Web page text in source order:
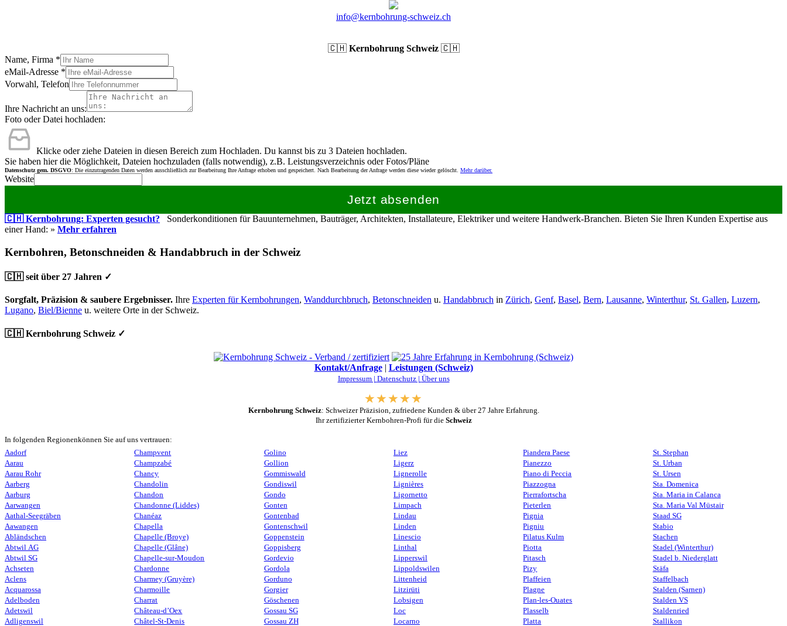
info@kernbohrung-schweiz.ch
🇨🇭 Kernbohrung Schweiz🇨🇭
Name, Firma *
eMail-Adresse *
Vorwahl, Telefon
Ihre Nachricht an uns:
Foto oder Datei hochladen:
Klicke oder ziehe Dateien in diesen Bereich zum Hochladen. Du kannst bis zu 3 Dateien hochladen.
Sie haben hier die Möglichkeit, Dateien hochzuladen (falls notwendig), z.B. Leistungsverzeichnis oder Fotos/Pläne
Datenschutz gem. DSGVO: Die einzutragenden Daten werden ausschließlich zur Bearbeitung Ihre Anfrage erhoben und gespeichert. Nach Bearbeitung der Anfrage werden diese wieder gelöscht. Mehr darüber.
Website
Jetzt absenden
🇨🇭 Kernbohrung: Experten gesucht? Sonderkonditionen für Bauunternehmen, Bauträger, Architekten, Installateure, Elektriker und weitere Handwerk-Branchen. Bieten Sie Ihren Kunden Expertise aus
einer Hand: » Mehr erfahren
Kernbohren, Betonschneiden & Handabbruch in der Schweiz
🇨🇭 seit über 27 Jahren ✓
Sorgfalt, Präzision & saubere Ergebnisser. Ihre Experten für Kernbohrungen, Wanddurchbruch, Betonschneiden u. Handabbruch in Zürich, Genf, Basel, Bern, Lausanne, Winterthur, St. Gallen, Luzern,
Lugano, Biel/Bienne u. weitere Orte in der Schweiz.
🇨🇭 Kernbohrung Schweiz ✓
Kontakt/Anfrage| Leistungen (Schweiz)
Impressum | Datenschutz | Über uns
Kernbohrung Schweiz: Schweizer Präzision, zufriedene Kunden & über 27 Jahre Erfahrung.
Ihr zertifizierter Kernbohren-Profi für die Schweiz
In folgenden Regionenkönnen Sie auf uns vertrauen:
Aadorf
Aarau
Aarau Rohr
Aarberg
Aarburg
Aarwangen
Aathal-Seegräben
Aawangen
Abländschen
Abtwil AG
Abtwil SG
Achseten
Aclens
Acquarossa
Adelboden
Adetswil
Adligenswil
Champvent
Champzabé
Chancy
Chandolin
Chandon
Chandonne (Liddes)
Chanéaz
Chapella
Chapelle (Broye)
Chapelle (Glâne)
Chapelle-sur-Moudon
Chardonne
Charmey (Gruyère)
Charmoille
Charrat
Château-d’Oex
Châtel-St-Denis
Golino
Gollion
Gommiswald
Gondiswil
Gondo
Gonten
Gontenbad
Gontenschwil
Goppenstein
Goppisberg
Gordevio
Gordola
Gorduno
Gorgier
Göschenen
Gossau SG
Gossau ZH
Liez
Ligerz
Lignerolle
Lignières
Ligornetto
Limpach
Lindau
Linden
Linescio
Linthal
Lipperswil
Lippoldswilen
Littenheid
Litzirüti
Lobsigen
Loc
Locarno
Piandera Paese
Pianezzo
Piano di Peccia
Piazzogna
Pierrafortscha
Pieterlen
Pignia
Pigniu
Pilatus Kulm
Piotta
Pitasch
Pizy
Plaffeien
Plagne
Plan-les-Ouates
Plasselb
Platta
St. Stephan
St. Urban
St. Ursen
Sta. Domenica
Sta. Maria in Calanca
Sta. Maria Val Müstair
Staad SG
Stabio
Stachen
Stadel (Winterthur)
Stadel b. Niederglatt
Stäfa
Staffelbach
Stalden (Sarnen)
Stalden VS
Staldenried
Stallikon